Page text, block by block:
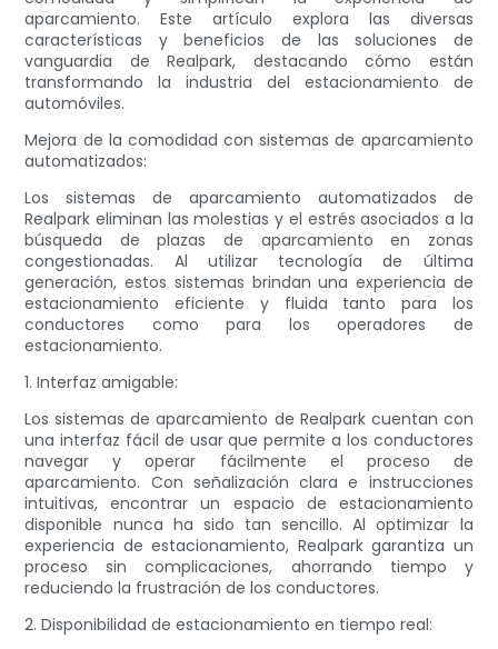
aparcamiento. Este artículo explora las diversas
características y beneficios de las soluciones de
vanguardia de Realpark, destacando cómo están
transformando la industria del estacionamiento de
automóviles.
Mejora de la comodidad con sistemas de aparcamiento
automatizados:
Los sistemas de aparcamiento automatizados de
Realpark eliminan las molestias y el estrés asociados a la
búsqueda de plazas de aparcamiento en zonas
congestionadas. Al utilizar tecnología de última
generación, estos sistemas brindan una experiencia de
estacionamiento eficiente y fluida tanto para los
conductores como para los operadores de
estacionamiento.
1. Interfaz amigable:
Los sistemas de aparcamiento de Realpark cuentan con
una interfaz fácil de usar que permite a los conductores
navegar y operar fácilmente el proceso de
aparcamiento. Con señalización clara e instrucciones
intuitivas, encontrar un espacio de estacionamiento
disponible nunca ha sido tan sencillo. Al optimizar la
experiencia de estacionamiento, Realpark garantiza un
proceso sin complicaciones, ahorrando tiempo y
reduciendo la frustración de los conductores.
2. Disponibilidad de estacionamiento en tiempo real: